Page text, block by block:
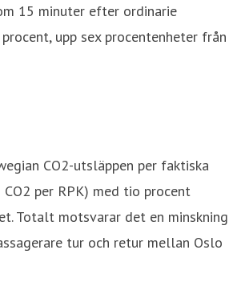
15 minuter efter ordinarie
upp sex procentenheter från
CO2-utsläppen per faktiska
per RPK) med tio procent
Totalt motsvarar det en minskning
tur och retur mellan Oslo